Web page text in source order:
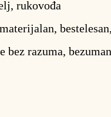
rukovođa
bez razuma,